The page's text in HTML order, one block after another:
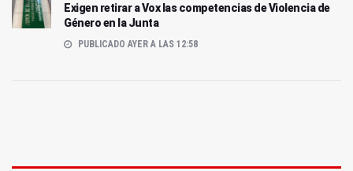
Exigen retirar a Vox las competencias de Violencia de
Género en la Junta
PUBLICADO AYER A LAS 12:58